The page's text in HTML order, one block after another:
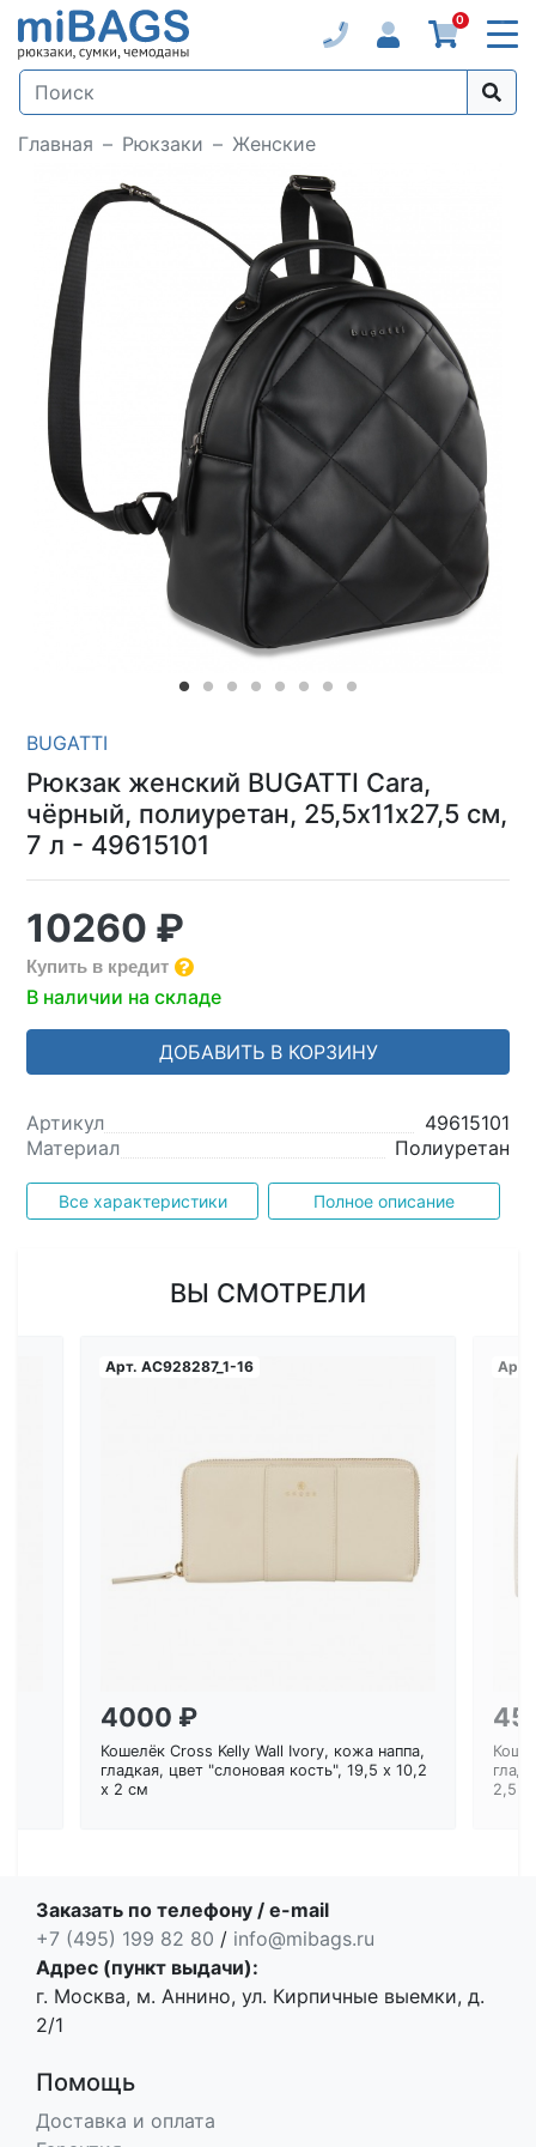
0
Главная Рюкзаки Женские
Loading...
BUGATTI
Рюкзак женский BUGATTI Cara,
чёрный, полиуретан, 25,5х11х27,5 см,
7 л - 49615101
10260 ₽
Купить в кредит
В наличии на складе
ДОБАВИТЬ В КОРЗИНУ
Артикул
49615101
Материал
Полиуретан
Все характеристики Полное описание
ВЫ СМОТРЕЛИ
Арт. AC928287_1-16
4000 ₽
Кошелёк Cross Kelly Wall Ivory, кожа наппа,
гладкая, цвет "слоновая кость", 19,5 x 10,2
x 2 см
Арт.
2,5
Заказать по телефону / e-mail
+7 (495) 199 82 80 / info@mibags.ru
Адрес (пункт выдачи):
г. Москва, м. Аннино, ул. Кирпичные выемки, д.
2/1
Помощь
Доставка и оплата